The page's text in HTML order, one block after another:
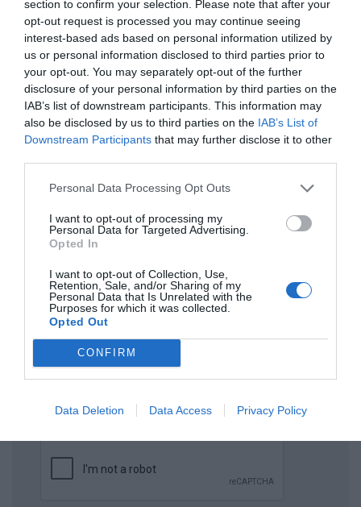
section to confirm your selection. Please note that after your
opt-out request is processed you may continue seeing
interest-based ads based on personal information utilized by
us or personal information disclosed to third parties prior to
your opt-out. You may separately opt-out of the further
disclosure of your personal information by third parties on the
IAB’s list of downstream participants. This information may
also be disclosed by us to third parties on the IAB’s List of
Downstream Participants that may further disclose it to other
Personal Data Processing Opt Outs
I want to opt-out of processing my
Personal Data for Targeted Advertising.
Opted In
I want to opt-out of Collection, Use,
Retention, Sale, and/or Sharing of my
Personal Data that Is Unrelated with the
Purposes for which it was collected.
Opted Out
CONFIRM
Data Deletion Data Access Privacy Policy
Μελενε.
Τικκα
Πρόσθεσε ένα σχόλιο
ΤΙΤΛΟΣ
ΣΧΟΛΙΟ